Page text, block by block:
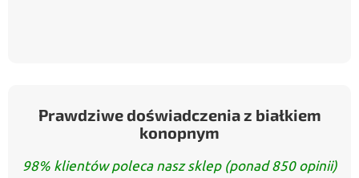
Prawdziwe doświadczenia z białkiem
konopnym
98% klientów poleca nasz sklep (ponad 850 opinii)